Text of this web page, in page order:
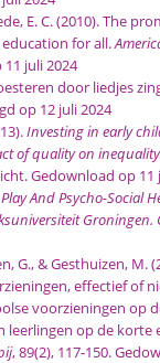
E. C. (2010). The
for all.
juli 2024
door liedjes
op 12 juli 2024
Investing in early
of quality on
Gedownload op 11
Play And Psycho-Social
G., & Gesthuizen, M.
effectief of
voorzieningen op
leerlingen op de korte
, 89(2), 117-150.